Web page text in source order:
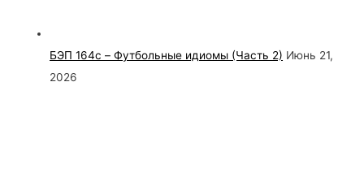
БЭП 164c – Футбольные идиомы (Часть 2) Июнь 21,
2026